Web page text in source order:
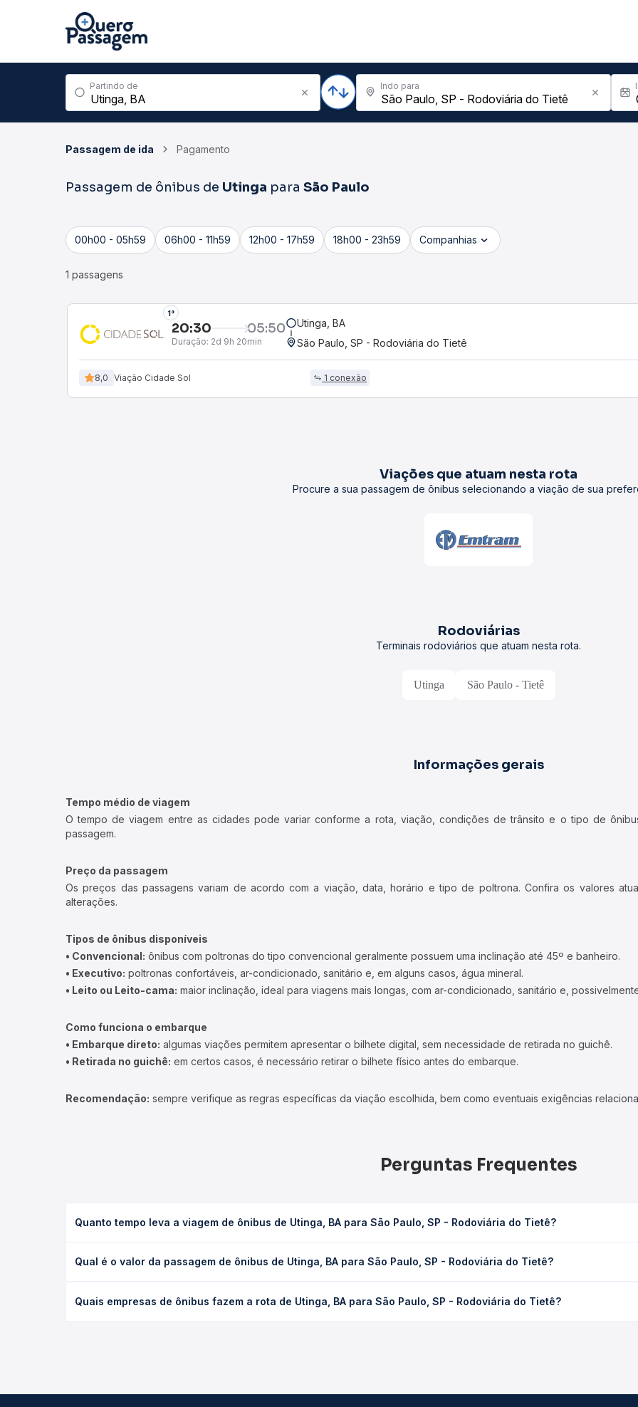
Partindo de Indo para
Passagem de ida Pagamento
Passagem de ônibus de Utinga para São Paulo
00h00 - 05h59 06h00 - 11h59 12h00 - 17h59 18h00 - 23h59 Companhias
1 passagens
1°
20:30 05:50
Duração: 2d 9h 20min
Utinga, BA
São Paulo, SP - Rodoviária do Tietê
8,0 Viação Cidade Sol 1 conexão
Viações que atuam nesta rota
Procure a sua passagem de ônibus selecionando a viação de sua
Rodoviárias
Terminais rodoviários que atuam nesta rota.
Utinga São Paulo - Tietê
Informações gerais
Tempo médio de viagem
O tempo de viagem entre as cidades pode variar conforme a rota, viação, condições de trânsito e o tipo de
passagem.
Preço da passagem
Os preços das passagens variam de acordo com a viação, data, horário e tipo de poltrona. Confira os valores
alterações.
Tipos de ônibus disponíveis
• Convencional: ônibus com poltronas do tipo convencional geralmente possuem uma inclinação até 45º e banheiro.
• Executivo: poltronas confortáveis, ar-condicionado, sanitário e, em alguns casos, água mineral.
• Leito ou Leito-cama: maior inclinação, ideal para viagens mais longas, com ar-condicionado, sanitário e,
Como funciona o embarque
• Embarque direto: algumas viações permitem apresentar o bilhete digital, sem necessidade de retirada no guichê.
• Retirada no guichê: em certos casos, é necessário retirar o bilhete físico antes do embarque.
Recomendação: sempre verifique as regras específicas da viação escolhida, bem como eventuais exigências
Perguntas Frequentes
Quanto tempo leva a viagem de ônibus de Utinga, BA para São Paulo, SP - Rodoviária do Tietê?
executivo ou leito) e as condições de tráfego. Na Quero Passagem você consulta os horários disponíveis e vê a
Qual é o valor da passagem de ônibus de Utinga, BA para São Paulo, SP - Rodoviária do Tietê?
de poltrona e a antecedência da compra. Na Quero Passagem você compara os preços de todas as viações em
Quais empresas de ônibus fazem a rota de Utinga, BA para São Paulo, SP - Rodoviária do Tietê?